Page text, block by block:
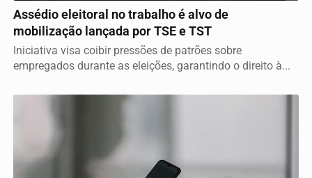
Assédio eleitoral no trabalho é alvo de
mobilização lançada por TSE e TST
Iniciativa visa coibir pressões de patrões sobre
empregados durante as eleições, garantindo o direito à...